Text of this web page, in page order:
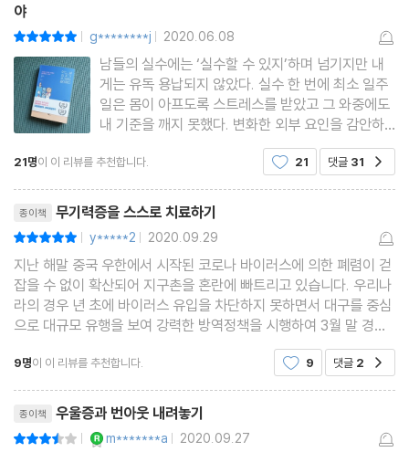
야
| g********j | 2020.06.08
남들의 실수에는 ‘실수할 수 있지’하며 넘기지만 내
게는 유독 용납되지 않았다. 실수 한 번에 최소 일주
일은 몸이 아프도록 스트레스를 받았고 그 와중에도
내 기준을 깨지 못했다. 변화한 외부 요인을 감안하
여 ‘이런 상황이 되었으니 어쩔 수 없었다’고 하지 못
했고 ‘변화한 외부 요인에서도 이렇게 했다면 나는
임없는 계획으
21명이 이 리뷰를 추천합니다. 21 댓글 31
종이책 무기력증을 스스로 치료하기
| y*****2 | 2020.09.29
지난 해말 중국 우한에서 시작된 코로나 바이러스에 의한 폐렴이 걷
잡을 수 없이 확산되어 지구촌을 혼란에 빠트리고 있습니다. 우리나
라의 경우 년 초에 바이러스 유입을 차단하지 못하면서 대구를 중심
으로 대규모 유행을 보여 강력한 방역정책을 시행하여 3월 말 경에
는 일단 불을 끄는데 성공한 바 있습니다. 우한폐렴이 확산되면서 사
회적 거리두기, 외출자제 등의 방역이 강화될 무
9명이 이 리뷰를 추천합니다. 9 댓글 2
종이책 우울증과 번아웃 내려놓기
| m*******a | 2020.09.27